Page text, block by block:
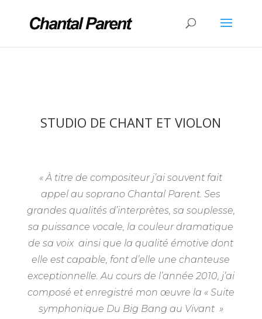
STUDIO DE CHANT ET VIOLON
« À titre de compositeur j’ai souvent fait
appel au soprano Chantal Parent. Ses
grandes qualités d’interprètes, sa souplesse,
sa puissance vocale, la couleur dramatique
de sa voix ainsi que la qualité émotive dont
elle est capable, font d’elle une chanteuse
exceptionnelle. Au cours de l’année 2010, j’ai
composé et enregistré mon œuvre la « Suite
symphonique Du Big Bang au Vivant »